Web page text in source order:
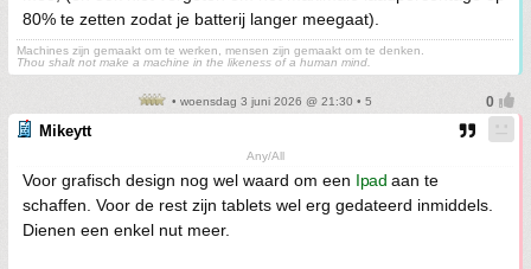
80% te zetten zodat je batterij langer meegaat).
Machines zijn gemaakt om te werken, mensen zijn gemaakt om te denken.
Thou shalt not make a machine in the likeness of a human mind.
• woensdag 3 juni 2026 @ 21:30 • 5
Mikeytt
Any/All
Voor grafisch design nog wel waard om een Ipad aan te
schaffen. Voor de rest zijn tablets wel erg gedateerd inmiddels.
Dienen een enkel nut meer.